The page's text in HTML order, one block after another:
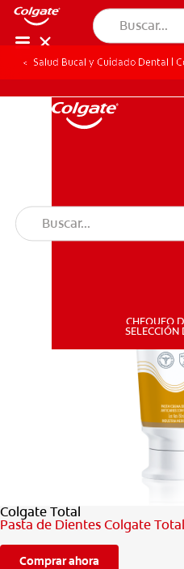
CHEQUEO
Salud Bucal y Cuidado Dental |
Colgate Total
Pasta de Dientes Colgate
Comprar ahora